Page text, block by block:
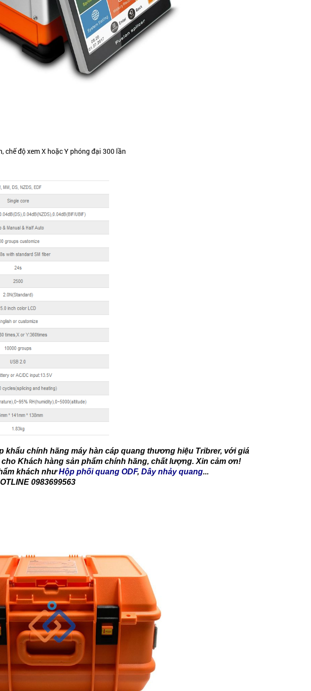
chế độ xem X hoặc Y phóng đại 300 lần
khẩu chính hãng máy hàn cáp quang thương hiệu Tribrer, với giá
Khách hàng sản phẩm chính hãng, chất lượng. Xin cảm ơn!
khách nhưHộp phối quang ODF, Dây nhảy quang...
0983699563